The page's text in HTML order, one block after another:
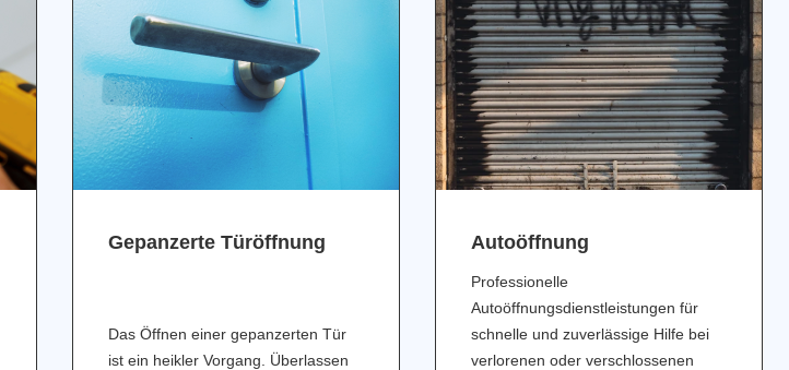
Gepanzerte Türöffnung
Das Öffnen einer gepanzerten Tür
ist ein heikler Vorgang. Überlassen
Аutoöffnung
Professionelle
Autoöffnungsdienstleistungen für
schnelle und zuverlässige Hilfe bei
verlorenen oder verschlossenen